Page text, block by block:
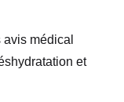
médical
et